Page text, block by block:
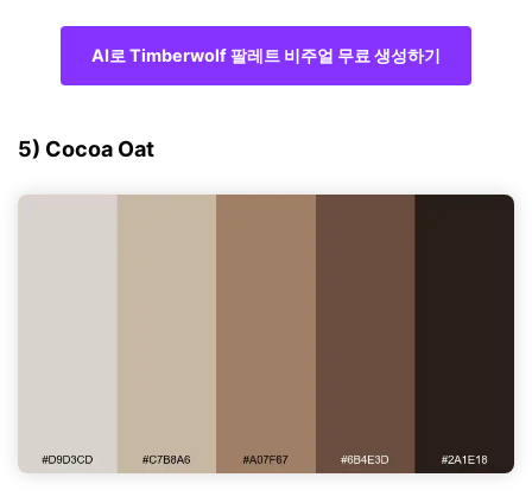
AI로 Timberwolf 팔레트 비주얼 무료 생성하기
5) Cocoa Oat